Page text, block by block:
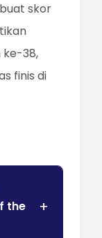
skor
ke-38,
finis di
the